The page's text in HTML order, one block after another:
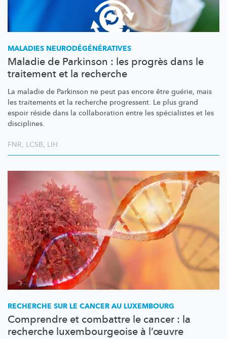
MALADIES NEURODÉGÉNÉRATIVES
Maladie de Parkinson : les progrès dans le
traitement et la recherche
La maladie de Parkinson ne peut pas encore être guérie, mais
les traitements et la recherche progressent. Le plus grand
espoir réside dans la collaboration entre les spécialistes et les
disciplines.
FNR, LCSB, LIH
RECHERCHE SUR LE CANCER AU LUXEMBOURG
Comprendre et combattre le cancer : la
recherche luxembourgeoise à l’œuvre